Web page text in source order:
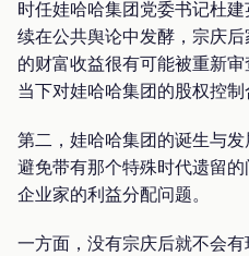
时任娃哈哈集团党委书记杜
续在公共舆论中发酵，宗庆
的财富收益很有可能被重新
当下对娃哈哈集团的股权控制
第二，娃哈哈集团的诞生与
避免带有那个特殊时代遗留
企业家的利益分配问题。
一方面，没有宗庆后就不会